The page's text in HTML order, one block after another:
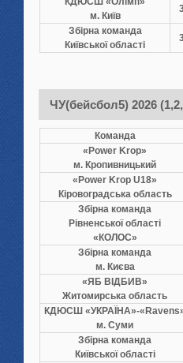
м. Київ
Збірна команда
Київської області
ЧУ(бейсбол5) 2026
Команда
«Power Krop»
м. Кропивницький
«Power Krop U18»
Кіровоградська область
Збірна команда
Рівненської області
«КОЛОС»
Збірна команда
м. Києва
«ЯБ ВІДБИВ»
Житомирська область
КДЮСШ «УКРАЇНА»-
м. Суми
Збірна команда
Київської області